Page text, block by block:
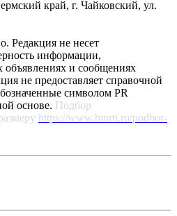
край, г. Чайковский, ул.
Редакция не несет
информации,
и сообщениях
не предоставляет справочной
символом PR
основе. Подбор
https://www.binrti.ru/podbor-